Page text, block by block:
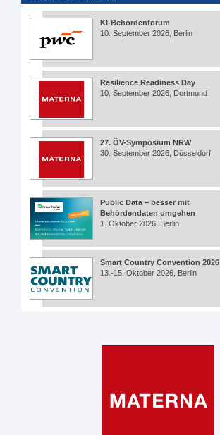
KI-Behördenforum
10. September 2026, Berlin
Resilience Readiness Day
10. September 2026, Dortmund
27. ÖV-Symposium NRW
30. September 2026, Düsseldorf
Public Data – besser mit
Behördendaten umgehen
1. Oktober 2026, Berlin
Smart Country Convention 2026
13.-15. Oktober 2026, Berlin